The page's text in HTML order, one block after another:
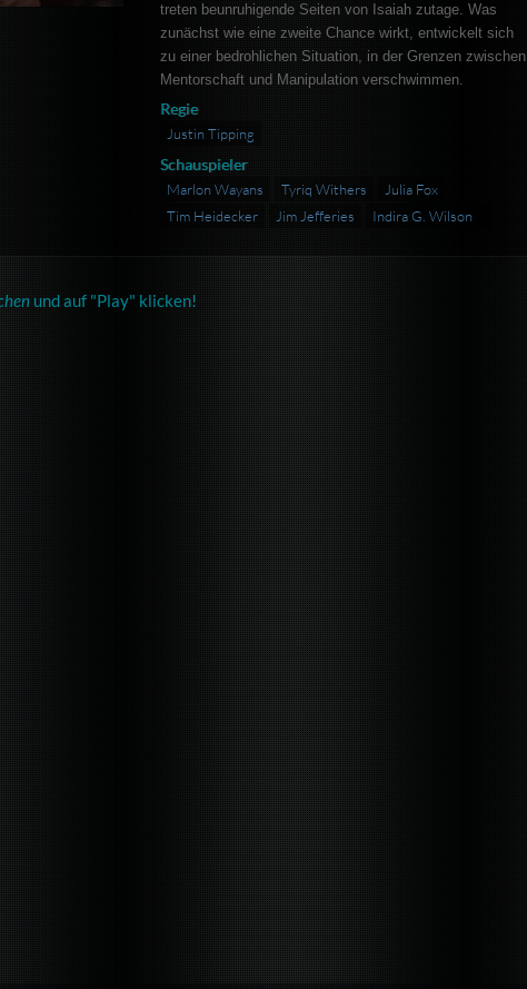
treten beunruhigende Seiten von Isaiah zutage. Was
zunächst wie eine zweite Chance wirkt, entwickelt sich
zu einer bedrohlichen Situation, in der Grenzen zwischen
Mentorschaft und Manipulation verschwimmen.
Regie
Justin Tipping
Schauspieler
Marlon Wayans Tyriq Withers
Julia Fox
Tim Heidecker
Jim Jefferies Indira G. Wilson
und auf "Play" klicken!